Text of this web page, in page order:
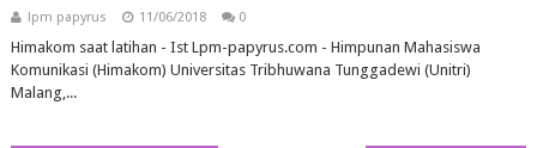
lpm papyrus 11/06/2018 0
Himakom saat latihan - Ist Lpm-papyrus.com - Himpunan Mahasiswa
Komunikasi (Himakom) Universitas Tribhuwana Tunggadewi (Unitri)
Malang,...